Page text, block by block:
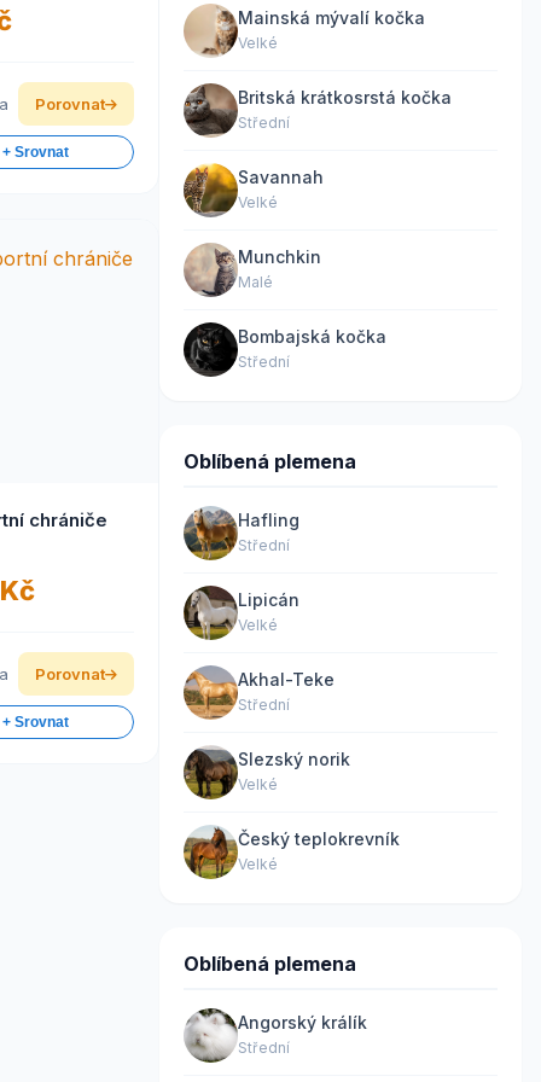
Porovnat
Srovnat
chrániče
Porovnat
Srovnat
Mainská mývalí kočka
Velké
Britská krátkosrstá kočka
Střední
Savannah
Velké
Munchkin
Malé
Bombajská kočka
Střední
Oblíbená plemena
Hafling
Střední
Lipicán
Velké
Akhal-Teke
Střední
Slezský norik
Velké
Český teplokrevník
Velké
Oblíbená plemena
Angorský králík
Střední